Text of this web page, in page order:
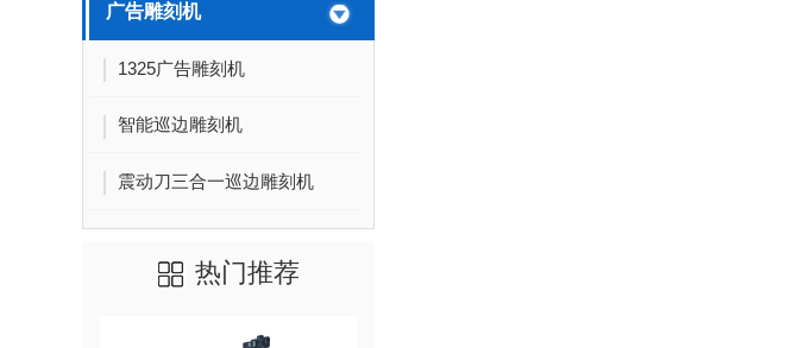
广告雕刻机
1325广告雕刻机
智能巡边雕刻机
震动刀三合一巡边雕刻机
热门推荐